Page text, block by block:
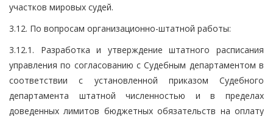
участков мировых судей.
3.12. По вопросам организационно-штатной работы:
3.12.1. Разработка и утверждение штатного расписания
управления по согласованию с Судебным департаментом в
соответствии с установленной приказом Судебного
департамента штатной численностью и в пределах
доведенных лимитов бюджетных обязательств на оплату